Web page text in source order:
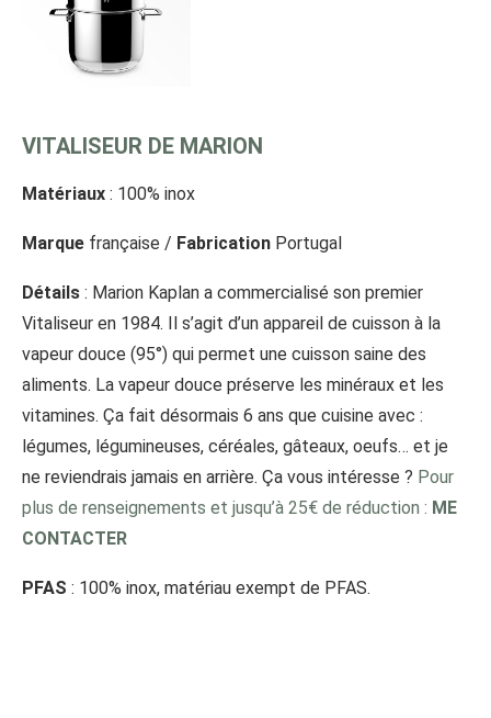
VITALISEUR DE MARION
Matériaux : 100% inox
Marque française / Fabrication Portugal
Détails : Marion Kaplan a commercialisé son premier
Vitaliseur en 1984. Il s’agit d’un appareil de cuisson à la
vapeur douce (95°) qui permet une cuisson saine des
aliments. La vapeur douce préserve les minéraux et les
vitamines. Ça fait désormais 6 ans que cuisine avec :
légumes, légumineuses, céréales, gâteaux, oeufs… et je
ne reviendrais jamais en arrière. Ça vous intéresse ? Pour
plus de renseignements et jusqu’à 25€ de réduction : ME
CONTACTER
PFAS : 100% inox, matériau exempt de PFAS.